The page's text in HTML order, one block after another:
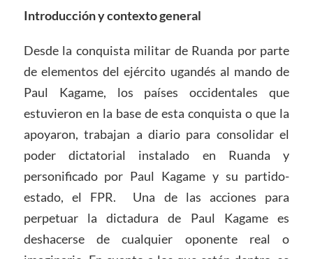
Introducción y contexto general
Desde la conquista militar de Ruanda por parte
de elementos del ejército ugandés al mando de
Paul Kagame, los países occidentales que
estuvieron en la base de esta conquista o que la
apoyaron, trabajan a diario para consolidar el
poder dictatorial instalado en Ruanda y
personificado por Paul Kagame y su partido-
estado, el FPR. Una de las acciones para
perpetuar la dictadura de Paul Kagame es
deshacerse de cualquier oponente real o